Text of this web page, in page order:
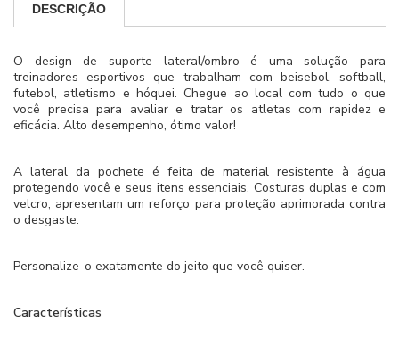
DESCRIÇÃO
O design de suporte lateral/ombro é uma solução para
treinadores esportivos que trabalham com beisebol, softball,
futebol, atletismo e hóquei. Chegue ao local com tudo o que
você precisa para avaliar e tratar os atletas com rapidez e
eficácia. Alto desempenho, ótimo valor!
A lateral da pochete é feita de material resistente à água
protegendo você e seus itens essenciais. Costuras duplas e com
velcro, apresentam um reforço para proteção aprimorada contra
o desgaste.
Personalize-o exatamente do jeito que você quiser.
Características